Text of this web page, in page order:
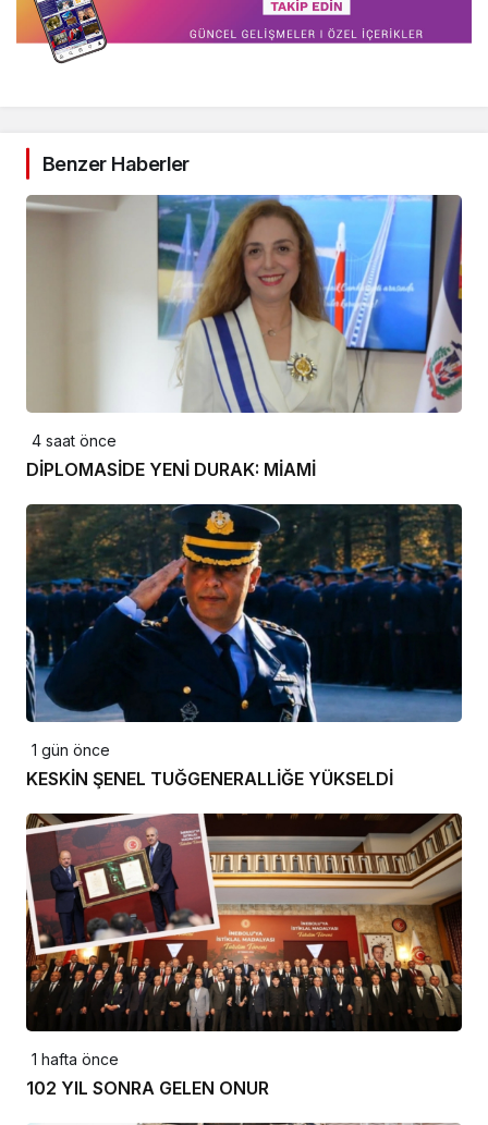
Benzer Haberler
4 saat önce
DİPLOMASİDE YENİ DURAK: MİAMİ
1 gün önce
KESKİN ŞENEL TUĞGENERALLİĞE YÜKSELDİ
1 hafta önce
102 YIL SONRA GELEN ONUR